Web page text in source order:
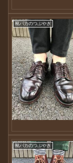
靴バカのつぶやき
靴バカのつぶやき